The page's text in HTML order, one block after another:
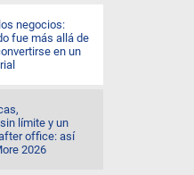
negocios:
fue más allá de
en un
límite y un
office: así
2026